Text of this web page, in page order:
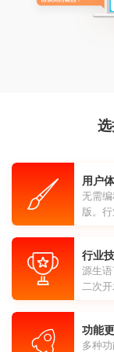
用户
无需
版。
行业
源生
二次
功能
多种